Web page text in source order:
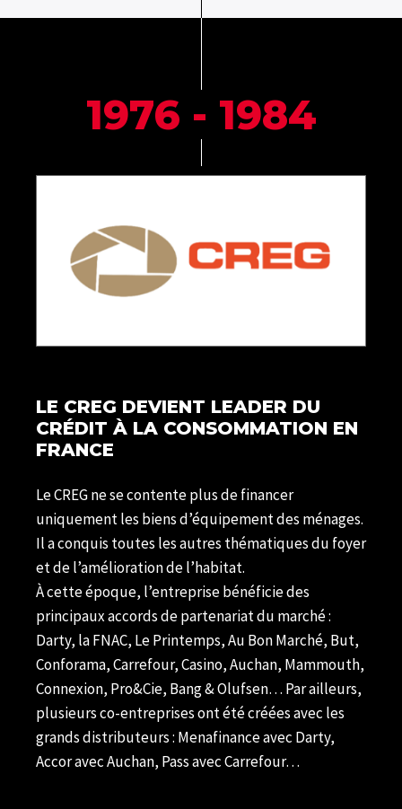
1976 - 1984
LE CREG DEVIENT LEADER DU
CRÉDIT À LA CONSOMMATION EN
FRANCE
Le CREG ne se contente plus de financer
uniquement les biens d’équipement des ménages.
Il a conquis toutes les autres thématiques du foyer
et de l’amélioration de l’habitat.
À cette époque, l’entreprise bénéficie des
principaux accords de partenariat du marché :
Darty, la FNAC, Le Printemps, Au Bon Marché, But,
Conforama, Carrefour, Casino, Auchan, Mammouth,
Connexion, Pro&Cie, Bang & Olufsen… Par ailleurs,
plusieurs co-entreprises ont été créées avec les
grands distributeurs : Menafinance avec Darty,
Accor avec Auchan, Pass avec Carrefour…